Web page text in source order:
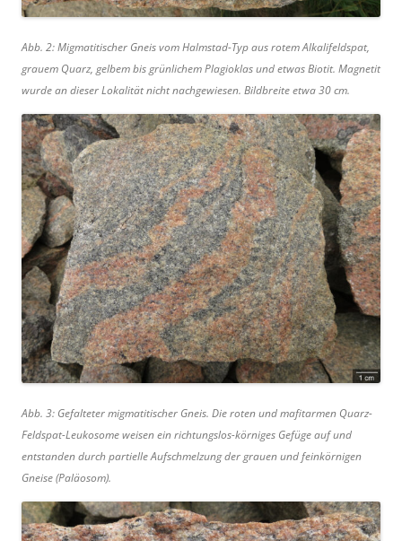
Abb. 2: Migmatitischer Gneis vom Halmstad-Typ aus rotem Alkalifeldspat,
grauem Quarz, gelbem bis grünlichem Plagioklas und etwas Biotit. Magnetit
wurde an dieser Lokalität nicht nachgewiesen. Bildbreite etwa 30 cm.
Abb. 3: Gefalteter migmatitischer Gneis. Die roten und mafitarmen Quarz-
Feldspat-Leukosome weisen ein richtungslos-körniges Gefüge auf und
entstanden durch partielle Aufschmelzung der grauen und feinkörnigen
Gneise (Paläosom).